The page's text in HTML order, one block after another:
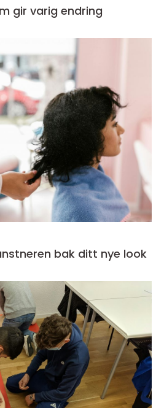
gir varig endring
bak ditt nye look